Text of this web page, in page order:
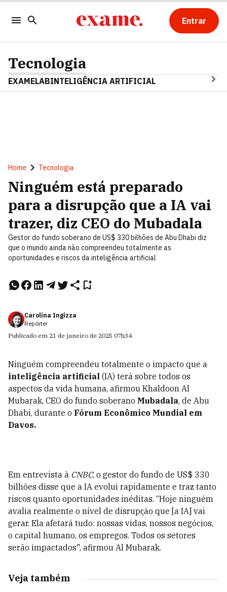
Entrar
Tecnologia
EXAMELABINTELIGÊNCIA ARTIFICIAL
Home Tecnologia
Ninguém está preparado
para a disrupção que a IA vai
trazer, diz CEO do Mubadala
Gestor do fundo soberano de US$ 330 bilhões de Abu Dhabi diz
que o mundo ainda não compreendeu totalmente as
oportunidades e riscos da inteligência artificial
Carolina Ingizza
Repórter
Publicado em 21 de janeiro de 2025 07h34.
Ninguém compreendeu totalmente o impacto que a
inteligência artificial (IA) terá sobre todos os
aspectos da vida humana, afirmou Khaldoon Al
Mubarak, CEO do fundo soberano Mubadala, de Abu
Dhabi, durante o Fórum Econômico Mundial em
Davos.
Em entrevista à CNBC, o gestor do fundo de US$ 330
bilhões disse que a IA evolui rapidamente e traz tanto
riscos quanto oportunidades inéditas. “Hoje ninguém
avalia realmente o nível de disrupção que [a IA] vai
gerar. Ela afetará tudo: nossas vidas, nossos negócios,
o capital humano, os empregos. Todos os setores
serão impactados", afirmou Al Mubarak.
Veja também